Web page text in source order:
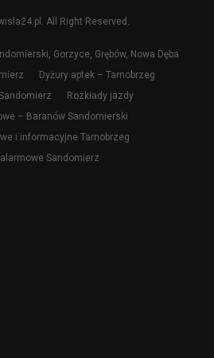
All Right Reserved.
Gorzyce, Grębów, Nowa Dęba
Dyżury aptek – Tarnobrzeg
Rozkłady jazdy
– Baranów Sandomierski
i informacyjne Tarnobrzeg
Sandomierz